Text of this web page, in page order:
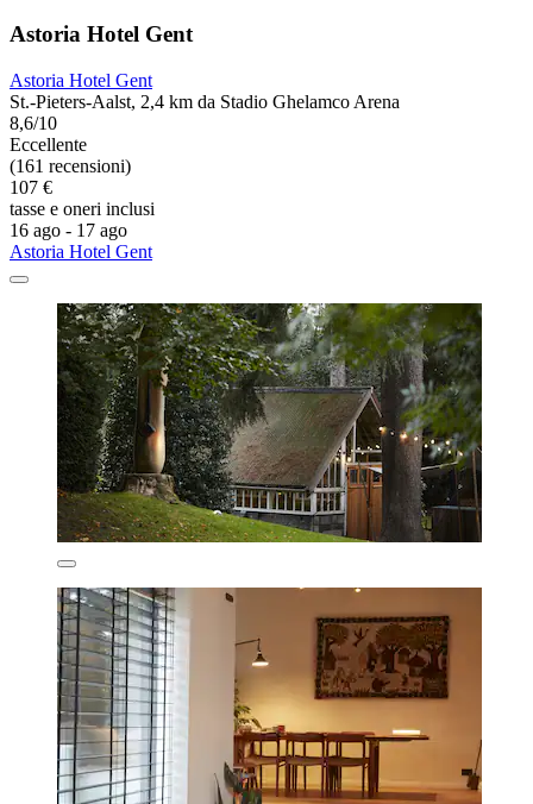
Astoria Hotel Gent
Astoria Hotel Gent
St.-Pieters-Aalst, 2,4 km da Stadio Ghelamco Arena
8,6/10
Eccellente
(161 recensioni)
107 €
tasse e oneri inclusi
16 ago - 17 ago
Astoria Hotel Gent